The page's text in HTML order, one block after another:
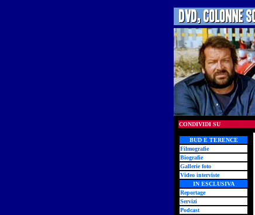
CONDIVIDI SU
BUD E TERENCE
Filmografie
Biografie
Gallerie foto
Video interviste
IN ESCLUSIVA
Reportage
Servizi
Podcast